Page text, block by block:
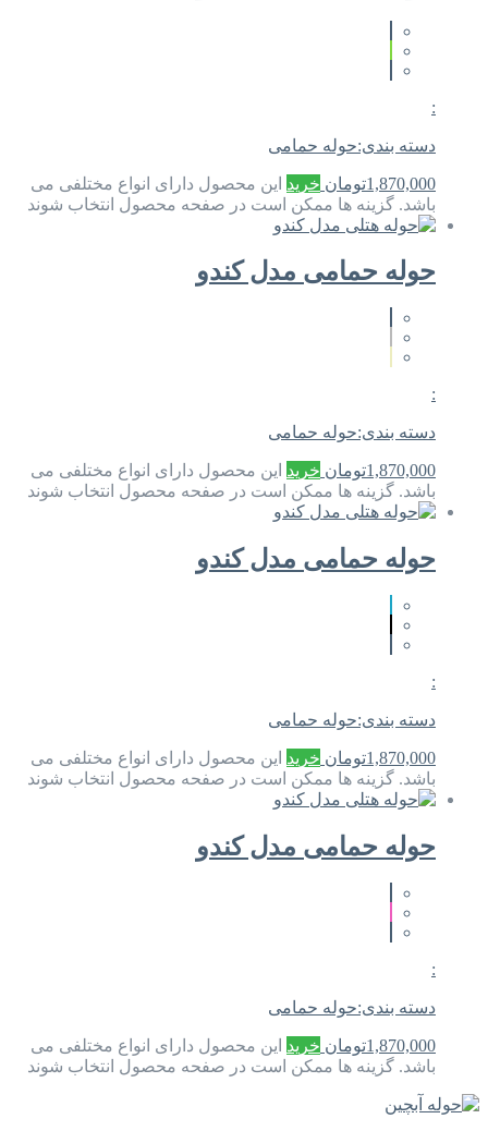
:
دسته بندی:حوله حمامی
1,870,000تومان خرید این محصول دارای انواع مختلفی می
باشد. گزینه ها ممکن است در صفحه محصول انتخاب شوند
حوله حمامی مدل کندو
:
دسته بندی:حوله حمامی
1,870,000تومان خرید این محصول دارای انواع مختلفی می
باشد. گزینه ها ممکن است در صفحه محصول انتخاب شوند
حوله حمامی مدل کندو
:
دسته بندی:حوله حمامی
1,870,000تومان خرید این محصول دارای انواع مختلفی می
باشد. گزینه ها ممکن است در صفحه محصول انتخاب شوند
حوله حمامی مدل کندو
:
دسته بندی:حوله حمامی
1,870,000تومان خرید این محصول دارای انواع مختلفی می
باشد. گزینه ها ممکن است در صفحه محصول انتخاب شوند